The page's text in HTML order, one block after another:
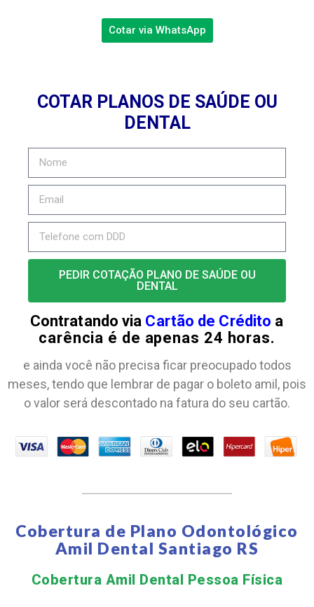
Cotar via WhatsApp
COTAR PLANOS DE SAÚDE OU
DENTAL
PEDIR COTAÇÃO PLANO DE SAÚDE OU
DENTAL
Contratando via Cartão de Crédito a
carência é de apenas 24 horas.
e ainda você não precisa ficar preocupado todos
meses, tendo que lembrar de pagar o boleto amil, pois
o valor será descontado na fatura do seu cartão.
Cobertura de Plano Odontológico
Amil Dental Santiago RS
Cobertura Amil Dental Pessoa Física​